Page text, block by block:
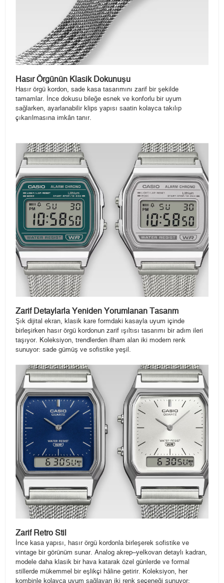
Hasır Örgünün Klasik Dokunuşu
Hasır örgü kordon, sade kasa tasarımını zarif bir şekilde
tamamlar. İnce dokusu bileğe esnek ve konforlu bir uyum
sağlarken, ayarlanabilir klips yapısı saatin kolayca takılıp
çıkarılmasına imkân tanır.
Zarif Detaylarla Yeniden Yorumlanan Tasarım
Şık dijital ekran, klasik kare formdaki kasayla uyum içinde
birleşirken hasır örgü kordonun zarif ışıltısı tasarımı bir adım ileri
taşıyor. Koleksiyon, trendlerden ilham alan iki modern renk
sunuyor: sade gümüş ve sofistike yeşil.
Zarif Retro Stil
İnce kasa yapısı, hasır örgü kordonla birleşerek sofistike ve
vintage bir görünüm sunar. Analog akrep–yelkovan detaylı kadran,
modele daha klasik bir hava katarak özel günlerde ve formal
stillerde mükemmel bir eşlikçi hâline getirir. Koleksiyon, her
kombinle kolayca uyum sağlayan iki renk seçeneği sunuyor: